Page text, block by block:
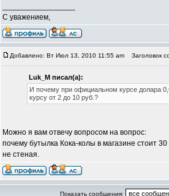
С уважением,
Добавлено: Вт Июл 13, 2010 11:55 am Заголовок
Luk_M писал(а):
И почему при официальном курсе долара
курсу от 2 до 10 руб.?
Можно я вам отвечу вопросом на вопрос:
почему бутылка Кока-колы в магазине стоит
не стеная.
Показать сообщения: